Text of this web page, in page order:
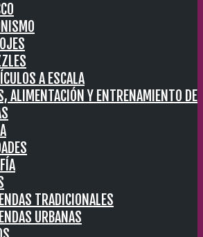
A ESCALA
ALIMENTACIÓN Y ENTRENAMIENTO DE
TRADICIONALES
URBANAS